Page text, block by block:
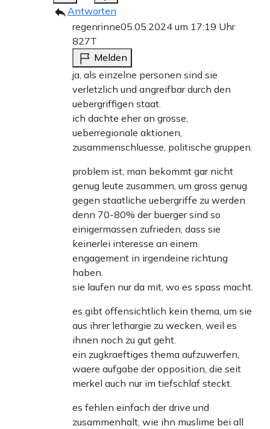
Antworten
regenrinne05.05.2024 um 17:19 Uhr
827T
Melden
ja, als einzelne personen sind sie
verletzlich und angreifbar durch den
uebergriffigen staat.
ich dachte eher an grosse,
ueberregionale aktionen,
zusammenschluesse, politische gruppen.
problem ist, man bekommt gar nicht
genug leute zusammen, um gross genug
gegen staatliche uebergriffe zu werden.
denn 70-80% der buerger sind so
einigermassen zufrieden, dass sie
keinerlei interesse an einem
engagement in irgendeine richtung
haben.
sie laufen nur da mit, wo es spass macht.
es gibt offensichtlich kein thema, um sie
aus ihrer lethargie zu wecken, weil es
ihnen noch zu gut geht.
ein zugkraeftiges thema aufzuwerfen,
waere aufgabe der opposition, die seit
merkel auch nur im tiefschlaf steckt.
es fehlen einfach der drive und
zusammenhalt, wie ihn muslime bei all